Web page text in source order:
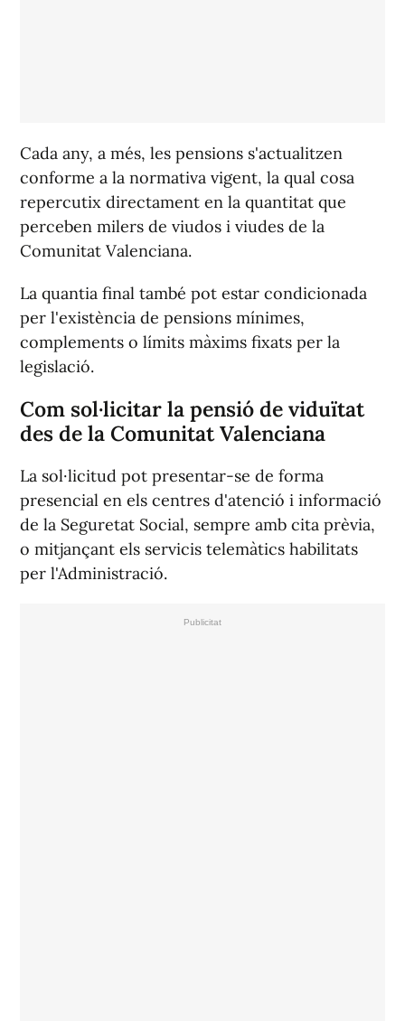
Cada any, a més, les pensions s'actualitzen
conforme a la normativa vigent, la qual cosa
repercutix directament en la quantitat que
perceben milers de viudos i viudes de la
Comunitat Valenciana.
La quantia final també pot estar condicionada
per l'existència de pensions mínimes,
complements o límits màxims fixats per la
legislació.
Com sol·licitar la pensió de viduïtat
des de la Comunitat Valenciana
La sol·licitud pot presentar-se de forma
presencial en els centres d'atenció i informació
de la Seguretat Social, sempre amb cita prèvia,
o mitjançant els servicis telemàtics habilitats
per l'Administració.